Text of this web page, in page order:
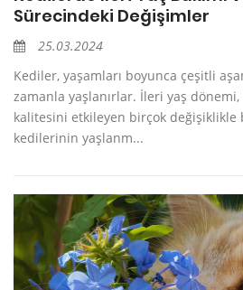
Sürecindeki Değişimler
25.03.2024
Kediler, yaşamları boyunca çeşitli
zamanla yaşlanırlar. İleri yaş
kalitesini etkileyen birçok
kedilerinin yaşlanm...